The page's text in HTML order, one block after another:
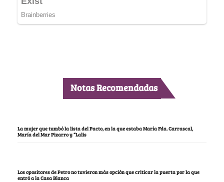
Notas Recomendadas
La mujer que tumbó la lista del Pacto, en la que estaba María Fda. Carrascal,
María del Mar Pizarro y “Lalis
Los opositores de Petro no tuvieron más opción que criticar la puerta por la que
entró a la Casa Blanca